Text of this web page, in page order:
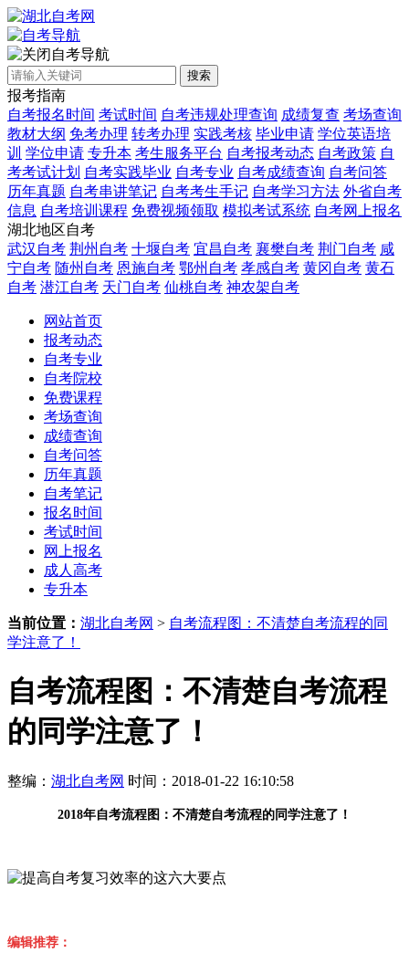
自考导航
搜索
报考指南
自考报名时间 考试时间 自考违规处理查询 成绩复查 考场查询
教材大纲 免考办理 转考办理 实践考核 毕业申请 学位英语培
训 学位申请 专升本 考生服务平台 自考报考动态 自考政策 自
考考试计划 自考实践毕业 自考专业 自考成绩查询 自考问答
历年真题 自考串讲笔记 自考考生手记 自考学习方法 外省自考
信息 自考培训课程 免费视频领取 模拟考试系统 自考网上报名
湖北地区自考
武汉自考 荆州自考 十堰自考 宜昌自考 襄樊自考 荆门自考 咸
宁自考 随州自考 恩施自考 鄂州自考 孝感自考 黄冈自考 黄石
自考 潜江自考 天门自考 仙桃自考 神农架自考
网站首页
报考动态
自考专业
自考院校
免费课程
考场查询
成绩查询
自考问答
历年真题
自考笔记
报名时间
考试时间
网上报名
成人高考
专升本
当前位置： 湖北自考网 > 自考流程图：不清楚自考流程的同
学注意了！
自考流程图：不清楚自考流程
的同学注意了！
整编： 湖北自考网 时间：2018-01-22 16:10:58
2018年自考流程图：不清楚自考流程的同学注意了！
编辑推荐：